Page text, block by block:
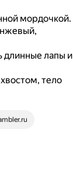
мордочкой.
длинные лапы и
тело